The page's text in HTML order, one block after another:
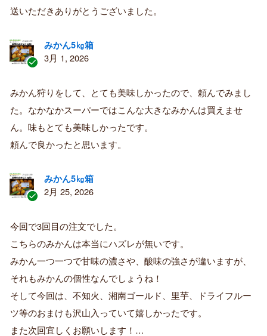
者
送いただきありがとうございました。
証
済
み
購
者
みかん5㎏箱
3月 1, 2026
みかん狩りをして、とても美味しかったので、頼んでみまし
た。なかなかスーパーではこんな大きなみかんは買えませ
ん。味もとても美味しかったです。
頼んで良かったと思います。
証
済
み
購
者
みかん5㎏箱
2月 25, 2026
今回で3回目の注文でした。
こちらのみかんは本当にハズレが無いです。
みかん一つ一つで甘味の濃さや、酸味の強さが違いますが、
それもみかんの個性なんでしょうね！
そして今回は、不知火、湘南ゴールド、里芋、ドライフルー
ツ等のおまけも沢山入っていて嬉しかったです。
また次回宜しくお願いします！…